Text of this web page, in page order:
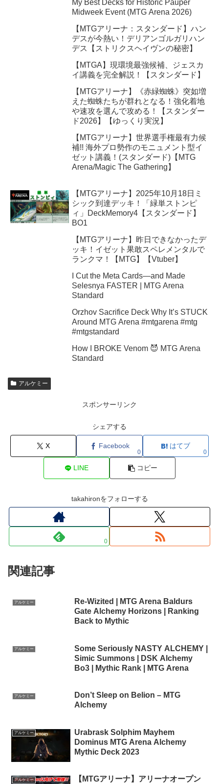
My Best Decks for Historic Pauper
Midweek Event (MTG Arena 2026)
【MTGアリーナ：スタンダード】ハン
デスが今熱い！デリアンゴルガリハン
デス【ストリクスヘイヴンの秘密】
【MTGA】現環境最強候補、ジェスカ
イ講義を完全解説！【スタンダード】
【MTGアリーナ】《赤緑蜘蛛》突如増
えた蜘蛛たちが群れとなる！強化着地
や速攻を選んで攻める！【スタンダー
ド2026】【ゆっくり実況】
【MTGアリーナ】世界選手権最有力候
補!! 海外プロ勢作のモニュメント型イ
ゼット講義！(スタンダード)【MTG
Arena/Magic The Gathering】
【MTGアリーナ】2025年10月18日ミ
シック到達デッキ！「緑単ストンピ
ィ」DeckMemory4【スタンダード】
BO1
【MTGアリーナ】昨日できなかったデ
ッキ！イゼット果敢スペレメンタルで
ランクマ！【MTG】【Vtuber】
I Cut the Meta Cards—and Made
Selesnya FASTER | MTG Arena
Standard
Orzhov Sacrifice Deck Why It’s STUCK
Around MTG Arena #mtgarena #mtg
#mtgstandard
How I BROKE Venom 😈 MTG Arena
Standard
アルケミー
スポンサーリンク
シェアする
X Facebook
0
はてブ
0
LINE コピー
takahironをフォローする
0
関連記事
アルケミー
Re-Wizited | MTG Arena Baldurs
Gate Alchemy Horizons | Ranking
Back to Mythic
アルケミー
Some Seriously NASTY ALCHEMY |
Simic Summons | DSK Alchemy
Bo3 | Mythic Rank | MTG Arena
アルケミー
Don’t Sleep on Belion – MTG
Alchemy
アルケミー
Urabrask Solphim Mayhem
Dominus MTG Arena Alchemy
Mythic Deck 2023
アルケミー
【MTGアリーナ】アリーナオープン